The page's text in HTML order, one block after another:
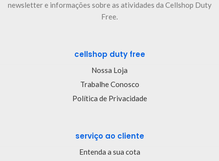
newsletter e informações sobre as atividades da Cellshop Duty
Free.
cellshop duty free
Nossa Loja
Trabalhe Conosco
Política de Privacidade
serviço ao cliente
Entenda a sua cota